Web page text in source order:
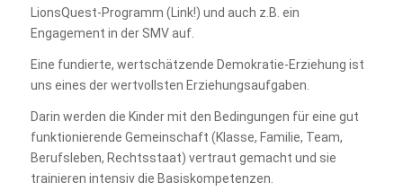
LionsQuest-Programm (Link!) und auch z.B. ein
Engagement in der SMV auf.
Eine fundierte, wertschätzende Demokratie-Erziehung ist
uns eines der wertvollsten Erziehungsaufgaben.
Darin werden die Kinder mit den Bedingungen für eine gut
funktionierende Gemeinschaft (Klasse, Familie, Team,
Berufsleben, Rechtsstaat) vertraut gemacht und sie
trainieren intensiv die Basiskompetenzen.